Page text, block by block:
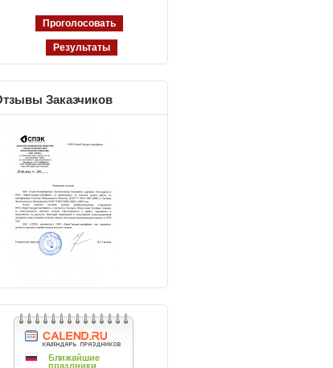
Заказчиков